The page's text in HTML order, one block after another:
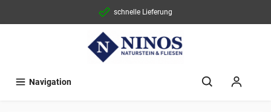
schnelle Lieferung
Navigation